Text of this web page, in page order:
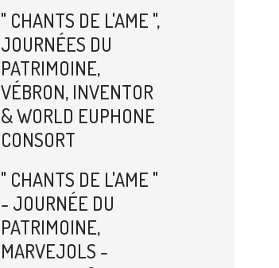
" CHANTS DE L'AME ",
JOURNÉES DU
PATRIMOINE,
VÉBRON, INVENTOR
& WORLD EUPHONE
CONSORT
" CHANTS DE L'AME "
- JOURNÉE DU
PATRIMOINE,
MARVEJOLS -